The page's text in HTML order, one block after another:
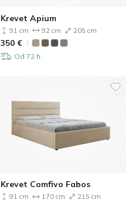
Krevet Apium
91 cm 92 cm 205 cm
350 €
Od 72 h.
Krevet Comfivo Fabos
91 cm 170 cm 215 cm